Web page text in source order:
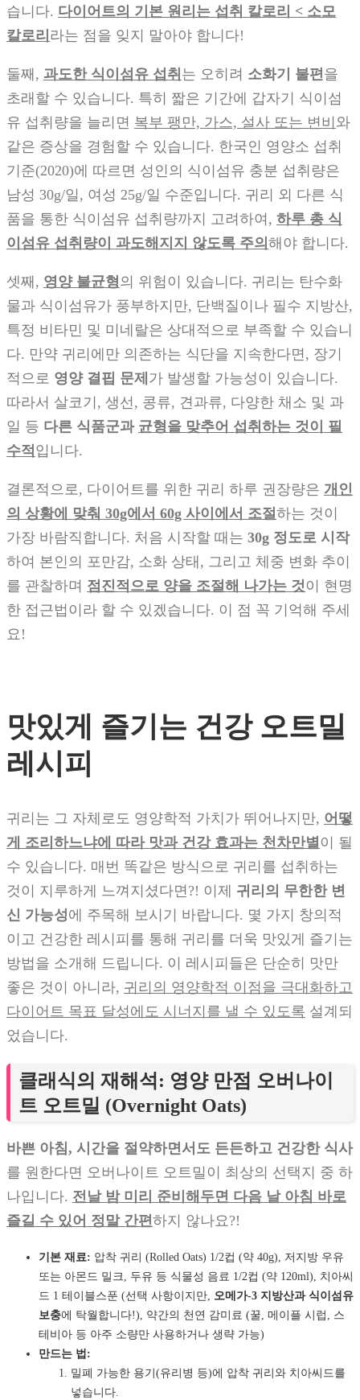
습니다. 다이어트의 기본 원리는 섭취 칼로리 < 소모
칼로리 라는 점을 잊지 말아야 합니다!
둘째, 과도한 식이섬유 섭취 는 오히려 소화기 불편 을
초래할 수 있습니다. 특히 짧은 기간에 갑자기 식이섬
유 섭취량을 늘리면 복부 팽만, 가스, 설사 또는 변비 와
같은 증상을 경험할 수 있습니다. 한국인 영양소 섭취
기준(2020)에 따르면 성인의 식이섬유 충분 섭취량은
남성 30g/일, 여성 25g/일 수준입니다. 귀리 외 다른 식
품을 통한 식이섬유 섭취량까지 고려하여, 하루 총 식
이섬유 섭취량이 과도해지지 않도록 주의 해야 합니다.
셋째, 영양 불균형의 위험이 있습니다. 귀리는 탄수화
물과 식이섬유가 풍부하지만, 단백질이나 필수 지방산,
특정 비타민 및 미네랄은 상대적으로 부족할 수 있습니
다. 만약 귀리에만 의존하는 식단을 지속한다면, 장기
적으로 영양 결핍 문제 가 발생할 가능성이 있습니다.
따라서 살코기, 생선, 콩류, 견과류, 다양한 채소 및 과
일 등 다른 식품군과 균형을 맞추어 섭취하는 것이 필
수적 입니다.
결론적으로, 다이어트를 위한 귀리 하루 권장량은 개인
의 상황에 맞춰 30g에서 60g 사이에서 조절 하는 것이
가장 바람직합니다. 처음 시작할 때는 30g 정도로 시작
하여 본인의 포만감, 소화 상태, 그리고 체중 변화 추이
를 관찰하며 점진적으로 양을 조절해 나가는 것이 현명
한 접근법이라 할 수 있겠습니다. 이 점 꼭 기억해 주세
요!
맛있게 즐기는 건강 오트밀
레시피
귀리는 그 자체로도 영양학적 가치가 뛰어나지만, 어떻
게 조리하느냐에 따라 맛과 건강 효과는 천차만별이 될
수 있습니다. 매번 똑같은 방식으로 귀리를 섭취하는
것이 지루하게 느껴지셨다면?! 이제 귀리의 무한한 변
신 가능성에 주목해 보시기 바랍니다. 몇 가지 창의적
이고 건강한 레시피를 통해 귀리를 더욱 맛있게 즐기는
방법을 소개해 드립니다. 이 레시피들은 단순히 맛만
좋은 것이 아니라, 귀리의 영양학적 이점을 극대화하고
다이어트 목표 달성에도 시너지를 낼 수 있도록 설계되
었습니다.
클래식의 재해석: 영양 만점 오버나이
트 오트밀 (Overnight Oats)
바쁜 아침, 시간을 절약하면서도 든든하고 건강한 식사
를 원한다면 오버나이트 오트밀이 최상의 선택지 중 하
나입니다. 전날 밤 미리 준비해두면 다음 날 아침 바로
즐길 수 있어 정말 간편하지 않나요?!
기본 재료: 압착 귀리 (Rolled Oats) 1/2컵 (약 40g), 저지방 우유
또는 아몬드 밀크, 두유 등 식물성 음료 1/2컵 (약 120ml), 치아씨
드 1 테이블스푼 (선택 사항이지만, 오메가-3 지방산과 식이섬유
보충에 탁월합니다!), 약간의 천연 감미료 (꿀, 메이플 시럽, 스
테비아 등 아주 소량만 사용하거나 생략 가능)
만드는 법:
밀폐 가능한 용기(유리병 등)에 압착 귀리와 치아씨드를
넣습니다.